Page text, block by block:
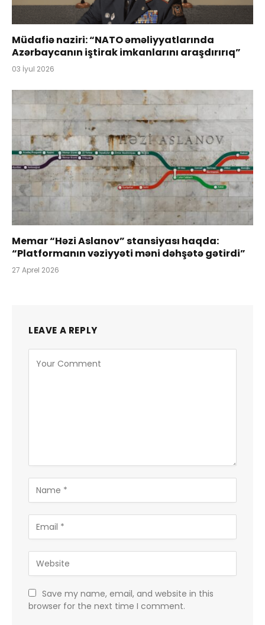
Müdafiə naziri: “NATO əməliyyatlarında
Azərbaycanın iştirak imkanlarını araşdırırıq”
03 İyul 2026
Memar “Həzi Aslanov” stansiyası haqda:
“Platformanın vəziyyəti məni dəhşətə gətirdi”
27 Aprel 2026
LEAVE A REPLY
Save my name, email, and website in this
browser for the next time I comment.